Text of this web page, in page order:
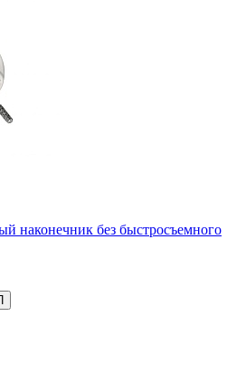
наконечник без быстросъемного